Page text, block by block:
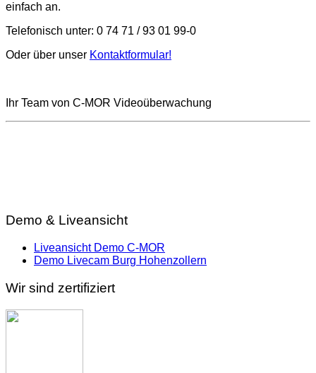
einfach an.
Telefonisch unter: 0 74 71 / 93 01 99-0
Oder über unser Kontaktformular!
Ihr Team von C-MOR Videoüberwachung
Demo & Liveansicht
Liveansicht Demo C-MOR
Demo Livecam Burg Hohenzollern
Wir sind zertifiziert